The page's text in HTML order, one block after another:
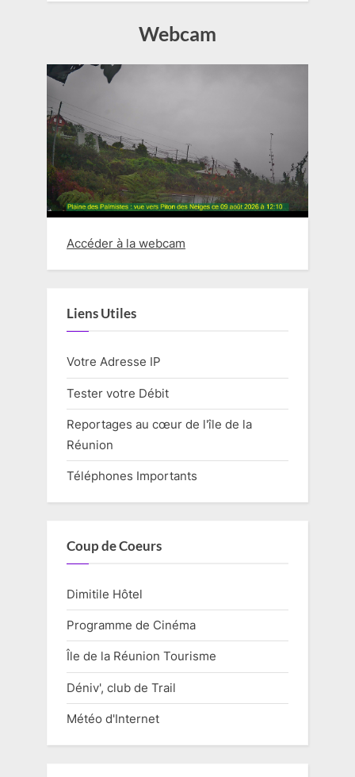
Webcam
Accéder à la webcam
Liens Utiles
Votre Adresse IP
Tester votre Débit
Reportages au cœur de l'île de la
Réunion
Téléphones Importants
Coup de Coeurs
Dimitile Hôtel
Programme de Cinéma
Île de la Réunion Tourisme
Déniv', club de Trail
Météo d'Internet